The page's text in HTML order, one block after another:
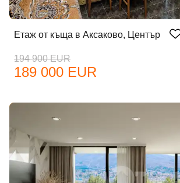
Етаж от къща в Аксаково, Център
194 900 EUR
189 000 EUR